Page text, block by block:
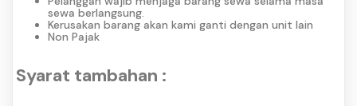
sewa berlangsung.
Kerusakan barang akan kami ganti dengan unit lain
Non Pajak
Syarat tambahan :